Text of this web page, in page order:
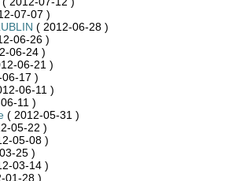
07-07 )
( 2012-06-28 )
06-26 )
06-24 )
06-21 )
17 )
06-11 )
11 )
( 2012-05-31 )
05-22 )
05-08 )
25 )
03-14 )
01-28 )